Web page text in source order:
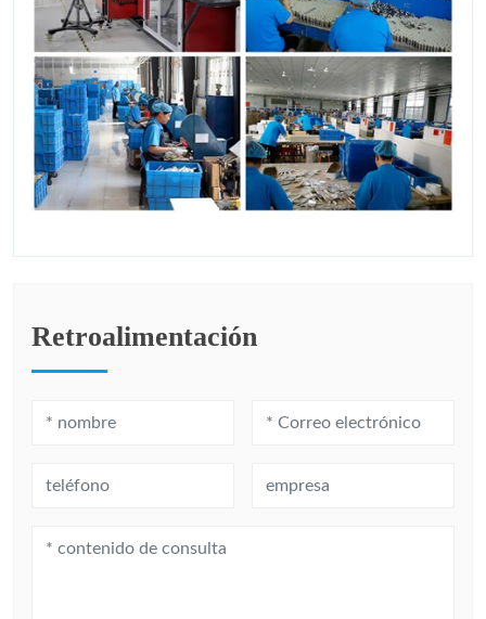
Retroalimentación